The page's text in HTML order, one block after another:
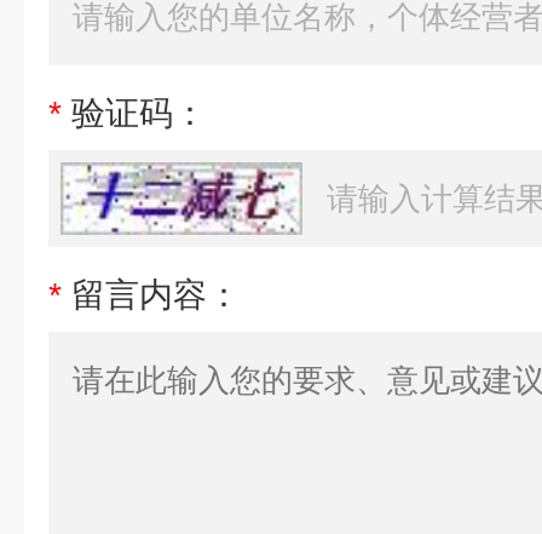
* 验证码：
* 留言内容：